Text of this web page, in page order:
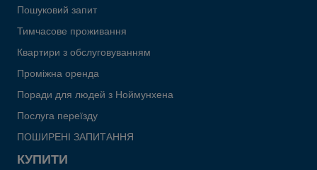
Пошуковий запит
Тимчасове проживання
Квартири з обслуговуванням
Проміжна оренда
Поради для людей з Ноймунхена
Послуга переїзду
ПОШИРЕНІ ЗАПИТАННЯ
КУПИТИ